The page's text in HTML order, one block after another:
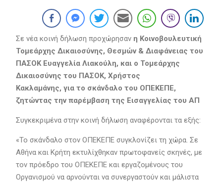
Σε νέα κοινή δήλωση προχώρησαν η Κοινοβουλευτική
Τομεάρχης Δικαιοσύνης, Θεσμών & Διαφάνειας του
ΠΑΣΟΚ Ευαγγελία Λιακούλη, και ο Τομεάρχης
Δικαιοσύνης του ΠΑΣΟΚ, Χρήστος
Κακλαμάνης, για το σκάνδαλο του ΟΠΕΚΕΠΕ,
ζητώντας την παρέμβαση της Εισαγγελίας του ΑΠ
Συγκεκριμένα στην κοινή δήλωση αναφέρονται τα εξής:
«Το σκάνδαλο στον ΟΠΕΚΕΠΕ συγκλονίζει τη χώρα. Σε
Αθήνα και Κρήτη εκτυλίχθηκαν πρωτοφανείς σκηνές, με
τον πρόεδρο του ΟΠΕΚΕΠΕ και εργαζομένους του
Οργανισμού να αρνούνται να συνεργαστούν και μάλιστα